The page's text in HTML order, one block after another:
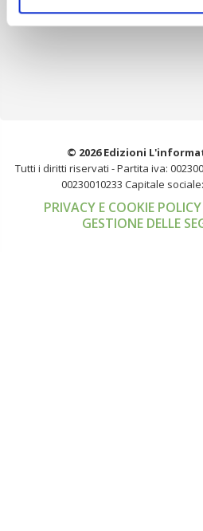
© 2026 Edizioni
Tutti i diritti riservati -Partita iva:
00230010233 Capitale
PRIVACY E COOKIE POLICY
GESTIONE DELLE